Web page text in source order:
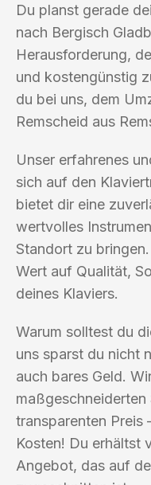
Du planst gerade
nach Bergisch
Herausforderung,
und kostengünstig
du bei uns, dem
Remscheid aus
Unser erfahrenes
sich auf den
bietet dir eine
wertvolles
Standort zu
Wert auf Qualität,
deines Klaviers.
Warum solltest du
uns sparst du nicht
auch bares Geld.
maßgeschneiderten
transparenten Preis
Kosten! Du erhältst
Angebot, das auf